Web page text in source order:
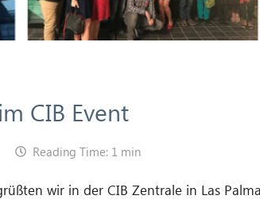
CIB Event
Reading Time: 1 min
wir in der CIB Zentrale in Las